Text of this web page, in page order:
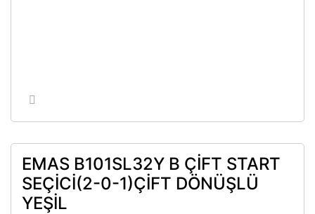
EMAS B101SL32Y B ÇİFT START
SEÇİCİ(2-0-1)ÇİFT DÖNÜŞLÜ
YEŞİL